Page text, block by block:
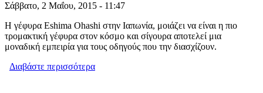
Σάββατο, 2 Μαΐου, 2015 - 11:47
Η γέφυρα Eshima Ohashi στην Ιαπωνία, μοιάζει να είναι η πιο
τρομακτική γέφυρα στον κόσμο και σίγουρα αποτελεί μια
μοναδική εμπειρία για τους οδηγούς που την διασχίζουν.
Διαβάστε περισσότερα